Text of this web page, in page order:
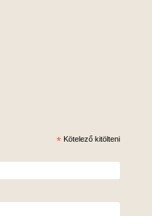
* Kötelező kitölteni